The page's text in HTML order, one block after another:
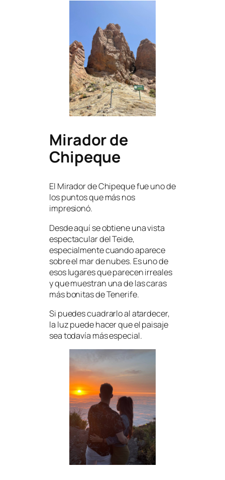
Mirador de
Chipeque
El Mirador de Chipeque fue uno de
los puntos que más nos
impresionó.
Desde aquí se obtiene una vista
espectacular del Teide,
especialmente cuando aparece
sobre el mar de nubes. Es uno de
esos lugares que parecen irreales
y que muestran una de las caras
más bonitas de Tenerife.
Si puedes cuadrarlo al atardecer,
la luz puede hacer que el paisaje
sea todavía más especial.